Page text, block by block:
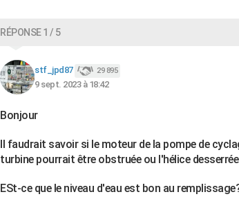
RÉPONSE 1 / 5
stf_jpd87 29 895
9 sept. 2023 à 18:42
Bonjour
Il faudrait savoir si le moteur de la pompe de
turbine pourrait être obstruée ou l'hélice
ESt-ce que le niveau d'eau est bon au